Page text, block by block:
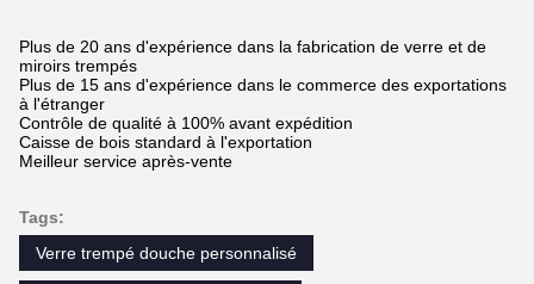
Plus de 20 ans d'expérience dans la fabrication de verre et de
miroirs trempés
Plus de 15 ans d'expérience dans le commerce des exportations
à l'étranger
Contrôle de qualité à 100% avant expédition
Caisse de bois standard à l'exportation
Meilleur service après-vente
Tags:
Verre trempé douche personnalisé